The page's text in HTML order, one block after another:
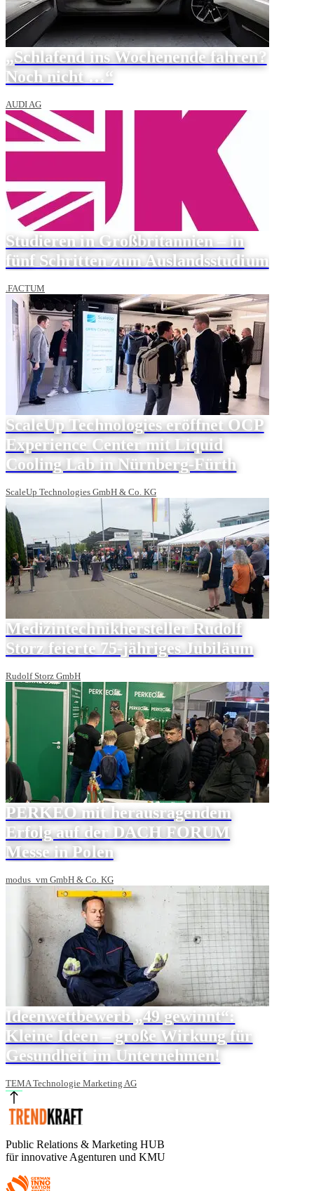
„Schlafend ins Wochenende fahren?
Noch nicht …“
AUDI AG
Studieren in Großbritannien – in
fünf Schritten zum Auslandsstudium
.FACTUM
ScaleUp Technologies eröffnet OCP
Experience Center mit Liquid
Cooling Lab in Nürnberg-Fürth
ScaleUp Technologies GmbH & Co. KG
Medizintechnikhersteller Rudolf
Storz feierte 75-jähriges Jubiläum
Rudolf Storz GmbH
PERKEO mit herausragendem
Erfolg auf der DACH FORUM
Messe in Polen
modus_vm GmbH & Co. KG
Ideenwettbewerb „49 gewinnt“:
Kleine Ideen – große Wirkung für
Gesundheit im Unternehmen!
TEMA Technologie Marketing AG
Public Relations & Marketing HUB
für innovative Agenturen und KMU